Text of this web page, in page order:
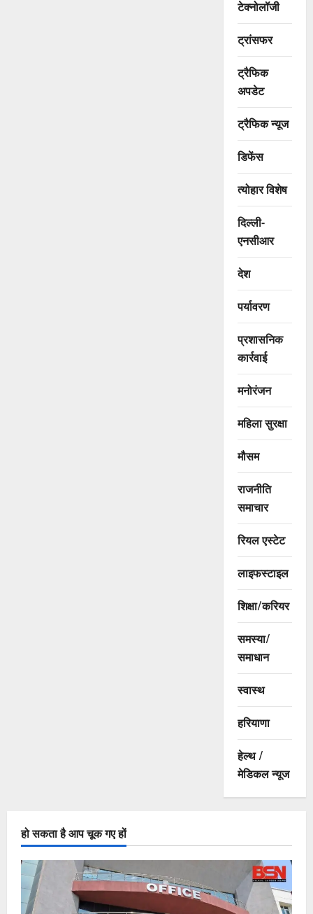
टेक्नोलॉजी
ट्रांसफर
ट्रैफिक
अपडेट
ट्रैफिक न्यूज
डिफेंस
त्योहार विशेष
दिल्ली-
एनसीआर
देश
पर्यावरण
प्रशासनिक
कार्रवाई
मनोरंजन
महिला सुरक्षा
मौसम
राजनीति
समाचार
रियल एस्टेट
लाइफस्टाइल
शिक्षा/करियर
समस्या/
समाधान
स्वास्थ
हरियाणा
हेल्थ /
मेडिकल न्यूज
हो सकता है आप चूक गए हों